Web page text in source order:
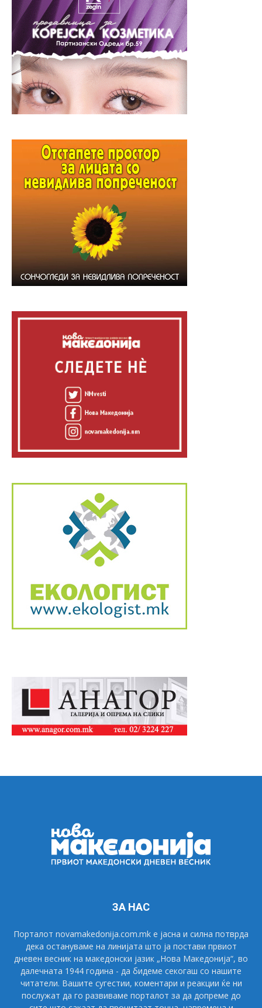
ЗА НАС
Порталот novamakedonija.com.mk е јасна и силна потврда
дека остануваме на линијата што ја постави првиот
дневен весник на македонски јазик „Нова Македонија“, во
далечната 1944 година - да бидеме секогаш со нашите
читатели. Вашите сугестии, коментари и реакции ќе ни
послужат да го развиваме порталот за да допреме до